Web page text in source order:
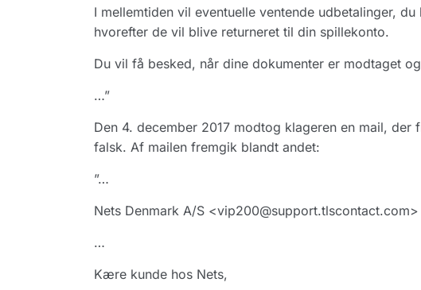
I mellemtiden vil eventuelle ventende udbetalinger,
hvorefter de vil blive returneret til din spillekonto.
Du vil få besked, når dine dokumenter er modtaget
…”
Den 4. december 2017 modtog klageren en mail,
falsk. Af mailen fremgik blandt andet:
”…
Nets Denmark A/S <vip200@support.tlscontact.com>
…
Kære kunde hos Nets,